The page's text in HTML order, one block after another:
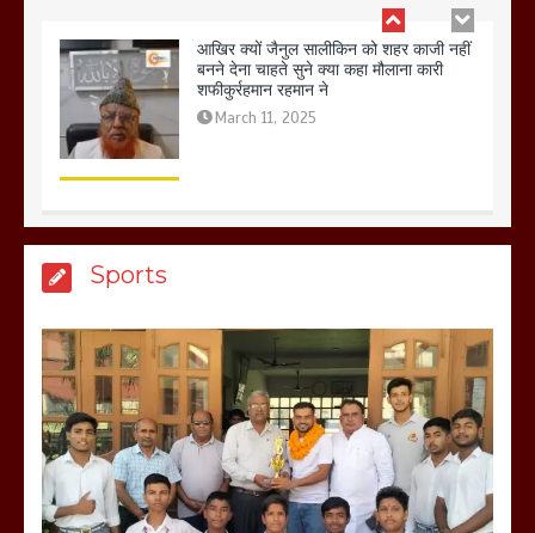
बिजली विभाग से परेशान होकर बागपत में एक संत
ने सरकार को दी आमरण अनशन की चेतावनी
March 8, 2025
होलिका रखने पर लात मार कर होलिका को किया
तहस नहस,मोहल्ले वालों के साथ की गई गाली
गलोच ,कहा अगर रखी गई होली तो होगा खून
खराबा,
Sports